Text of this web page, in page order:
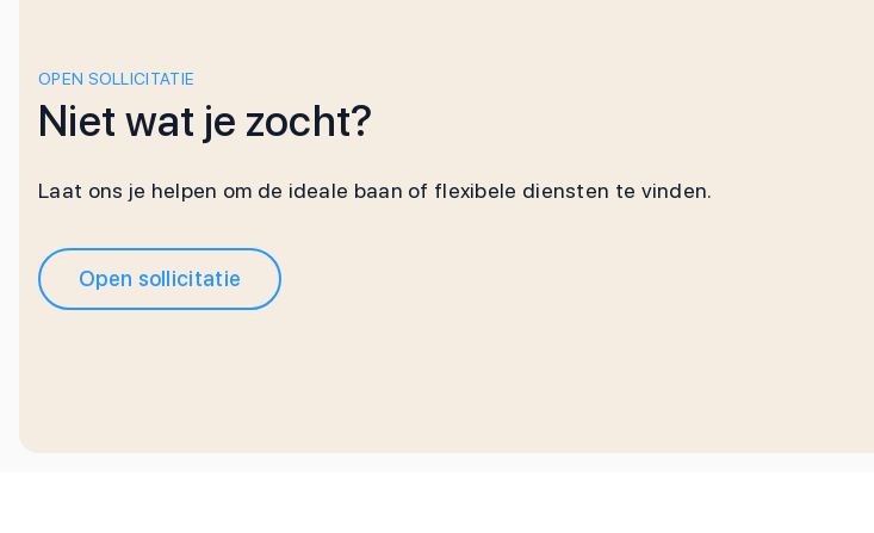
OPEN SOLLICITATIE
Niet wat je zocht?
Laat ons je helpen om de ideale baan of flexibele diensten te vinden.
Open sollicitatie